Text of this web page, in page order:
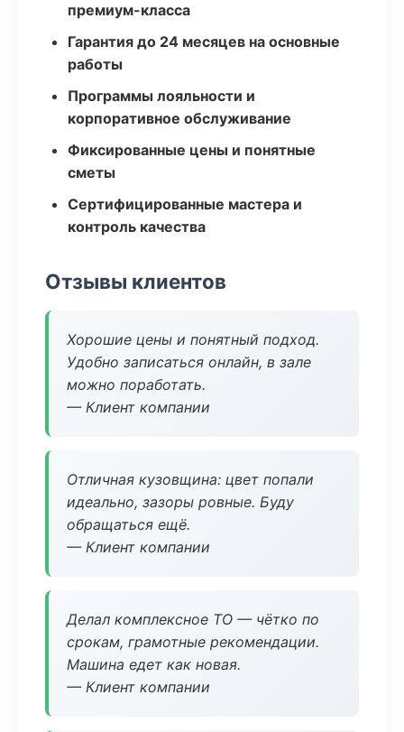
премиум-класса
Гарантия до 24 месяцев на основные
работы
Программы лояльности и
корпоративное обслуживание
Фиксированные цены и понятные
сметы
Сертифицированные мастера и
контроль качества
Отзывы клиентов
Хорошие цены и понятный подход.
Удобно записаться онлайн, в зале
можно поработать.
— Клиент компании
Отличная кузовщина: цвет попали
идеально, зазоры ровные. Буду
обращаться ещё.
— Клиент компании
Делал комплексное ТО — чётко по
срокам, грамотные рекомендации.
Машина едет как новая.
— Клиент компании